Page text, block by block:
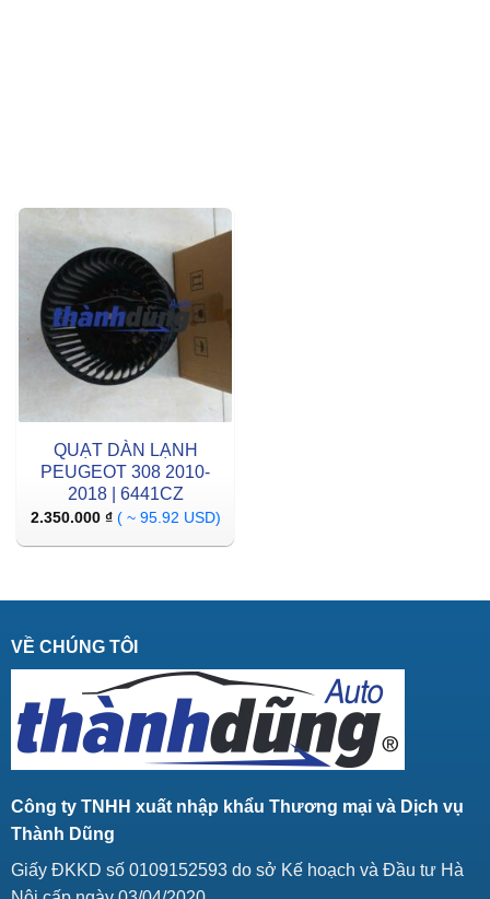
QUẠT DÀN LẠNH
PEUGEOT 308 2010-
2018 | 6441CZ
2.350.000 ₫ ( ~ 95.92 USD)
VỀ CHÚNG TÔI
Công ty TNHH xuất nhập khẩu Thương mại và Dịch vụ
Thành Dũng
Giấy ĐKKD số 0109152593 do sở Kế hoạch và Đầu tư Hà